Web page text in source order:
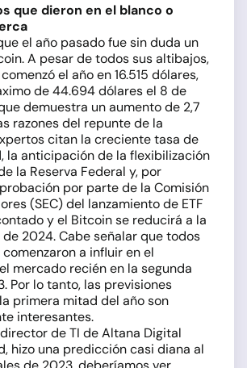
que dieron en el blanco o
el año pasado fue sin duda un
A pesar de todos sus altibajos,
el año en 16.515 dólares,
de 44.694 dólares el 8 de
demuestra un aumento de 2,7
razones del repunte de la
citan la creciente tasa de
la anticipación de la flexibilización
la Reserva Federal y, por
por parte de la Comisión
(SEC) del lanzamiento de ETF
y el Bitcoin se reducirá a la
2024. Cabe señalar que todos
a influir en el
mercado recién en la segunda
Por lo tanto, las previsiones
primera mitad del año son
interesantes.
de TI de Altana Digital
hizo una predicción casi diana al